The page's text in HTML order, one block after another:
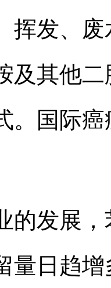
挥发、
及其他
。国际
的发展
量日趋